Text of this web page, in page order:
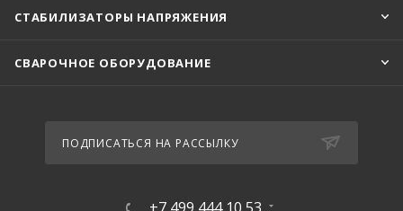
СТАБИЛИЗАТОРЫ НАПРЯЖЕНИЯ
СВАРОЧНОЕ ОБОРУДОВАНИЕ
ПОДПИСАТЬСЯ НА РАССЫЛКУ